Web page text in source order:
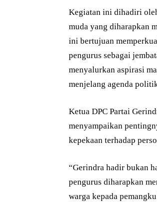
Kegiatan ini dihadiri
muda yang diharapkan
ini bertujuan
pengurus sebagai
menyalurkan aspirasi
menjelang agenda
Ketua DPC Partai
menyampaikan
kepekaan terhadap
“Gerindra hadir bukan
pengurus diharapkan
warga kepada